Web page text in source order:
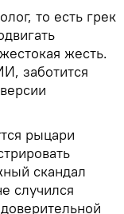
то есть грек
жесть.
заботится
рыцари
скандал
случился